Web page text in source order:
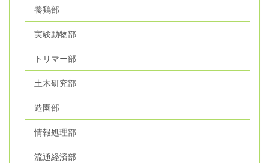
養鶏部
実験動物部
トリマー部
土木研究部
造園部
情報処理部
流通経済部